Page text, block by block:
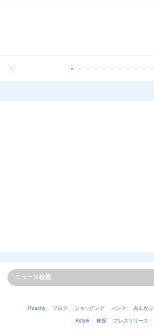
Peachy ブログ ショッピング バンク みんかぶ
Kstyle
株探 プレスリリース